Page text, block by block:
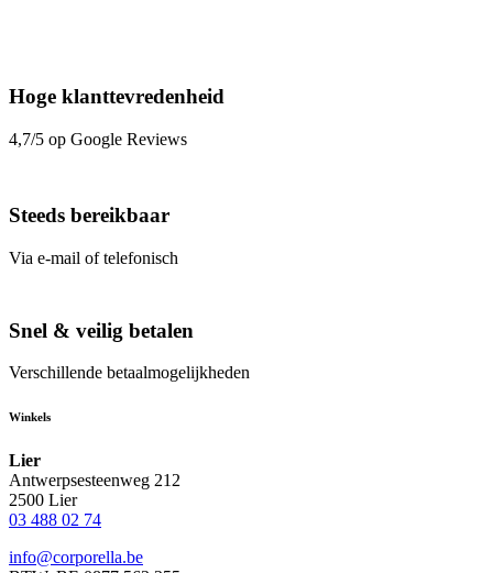
Hoge klanttevredenheid
4,7/5 op Google Reviews
Steeds bereikbaar
Via e-mail of telefonisch
Snel & veilig betalen
Verschillende betaalmogelijkheden
Winkels
Lier
Antwerpsesteenweg 212
2500 Lier
03 488 02 74
info@corporella.be